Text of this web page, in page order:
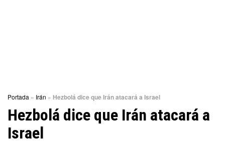
Portada » Irán » Hezbolá dice que Irán atacará a Israel
Hezbolá dice que Irán atacará a
Israel